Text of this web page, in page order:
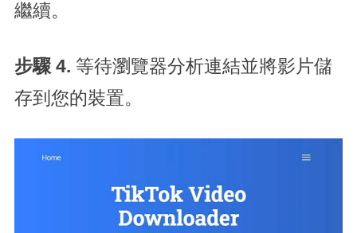
繼續。
步驟 4. 等待瀏覽器分析連結並將影片儲
存到您的裝置。